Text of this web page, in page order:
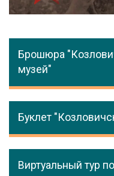
Брошюра
музей"
Буклет
Виртуальный тур